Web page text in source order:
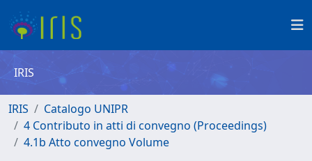
IRIS
IRIS
Catalogo UNIPR
4 Contributo in atti di convegno (Proceedings)
4.1b Atto convegno Volume